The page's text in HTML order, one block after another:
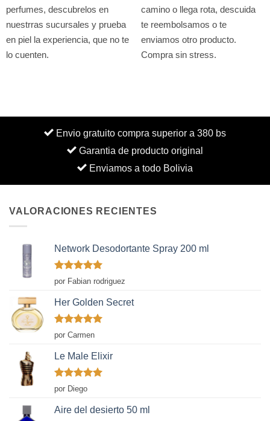
perfumes, descubrelos en
nuestrras sucursales y prueba
en piel la experiencia, que no te
lo cuenten.
camino o llega rota, descuida
te reembolsamos o te
enviamos otro producto.
Compra sin stress.
Envio gratuito compra superior a 380 bs
Garantia de producto original
Enviamos a todo Bolivia
VALORACIONES RECIENTES
Network Desodortante Spray 200 ml
Valorado
con
por Fabian rodriguez
Her Golden Secret
Valorado
con
por Carmen
Le Male Elixir
Valorado
con
de 5
por Diego
Aire del desierto 50 ml